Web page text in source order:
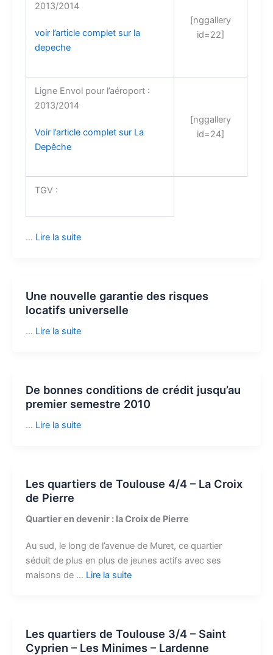
2013/2014
voir l’article complet sur la
depeche
[nggallery
id=22]
Ligne Envol pour l’aéroport :
2013/2014
Voir l’article complet sur La
Depêche
[nggallery
id=24]
TGV :
… Lire la suite
Une nouvelle garantie des risques
locatifs universelle
… Lire la suite
De bonnes conditions de crédit jusqu’au
premier semestre 2010
… Lire la suite
Les quartiers de Toulouse 4/4 – La Croix
de Pierre
Quartier en devenir : la Croix de Pierre
Au sud, le long de l’avenue de Muret, ce quartier
séduit de plus en plus de jeunes actifs avec ses
maisons de … Lire la suite
Les quartiers de Toulouse 3/4 – Saint
Cyprien – Les Minimes – Lardenne